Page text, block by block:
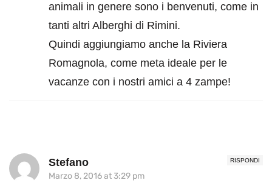
animali in genere sono i benvenuti, come in
tanti altri Alberghi di Rimini.
Quindi aggiungiamo anche la Riviera
Romagnola, come meta ideale per le
vacanze con i nostri amici a 4 zampe!
RISPONDI
Stefano
Marzo 8, 2016 at 3:29 pm